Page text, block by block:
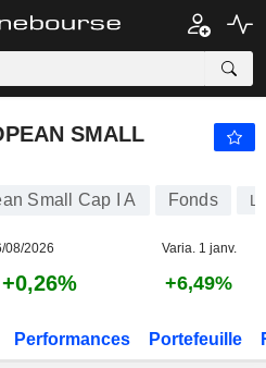
SMALL
Small Cap I A Fonds
08/2026 Varia. 1 janv.
+0,26% +6,49%
Performances Portefeuille